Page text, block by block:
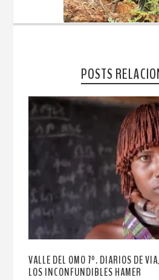
POSTS
VALLE DEL OMO 7º. DIARIOS DE
LOS INCONFUNDIBLES HAMER